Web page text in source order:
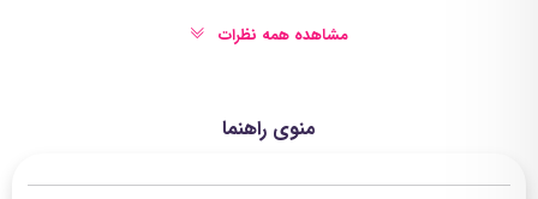
منوی راهنما
مشاهده همه نظرات